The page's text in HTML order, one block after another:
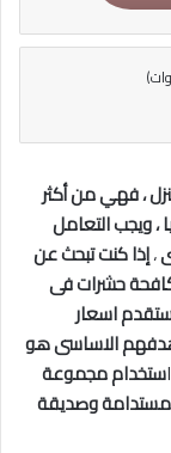
، فهي من أكثر
، ويجب التعامل
،إذا كنت تبحث عن
حشرات فى
اسعار
الاساسى هو
استخدام مجموعة
مستدامة وصديقة